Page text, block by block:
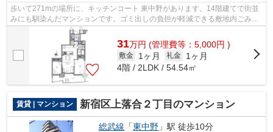
歩いて271mの場所に、キッチンコート 東中野があります。14階建てで街並
みにも馴染んだマンションです。ゴミ出しの負担が軽減できる敷地内ごみ置
き場付き物件です。こちらの物件はマン...
31万円 (管理費等：5,000円 )
敷金 1ヶ月 礼金
1ヶ月
4階 / 2LDK / 54.54㎡
賃貸 | マンション 新宿区上落合２丁目のマンション
総武線 「東中野 」駅 徒歩10分